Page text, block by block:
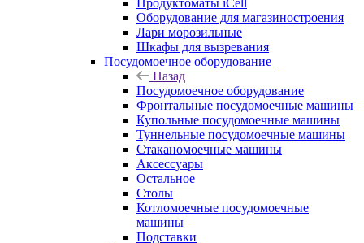
Продуктоматы iCell
Оборудование для магазиностроения
Лари морозильные
Шкафы для вызревания
Посудомоечное оборудование
Назад
Посудомоечное оборудование
Фронтальные посудомоечные машины
Купольные посудомоечные машины
Туннельные посудомоечные машины
Стаканомоечные машины
Аксессуары
Остальное
Столы
Котломоечные посудомоечные
машины
Подставки